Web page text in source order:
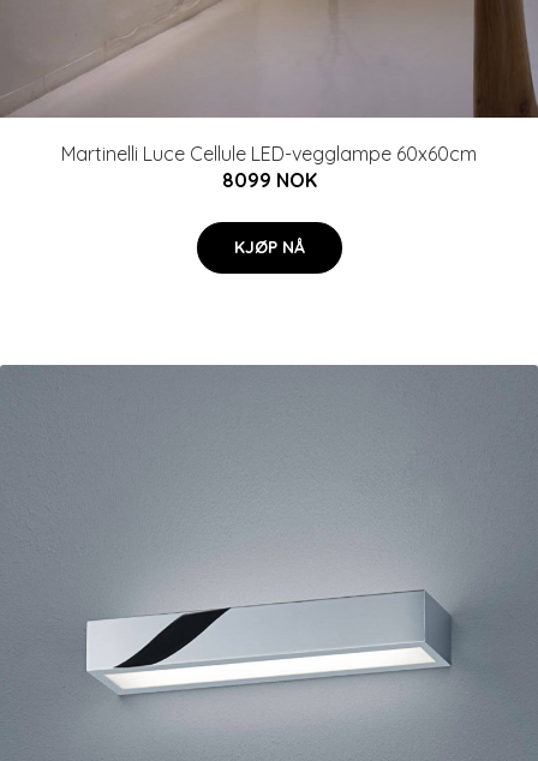
Martinelli Luce Cellule LED-vegglampe 60x60cm
8099 NOK
KJØP NÅ